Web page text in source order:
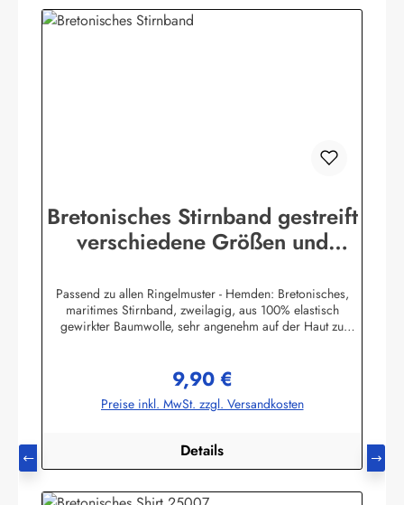
Bretonisches Stirnband gestreift
verschiedene Größen und
Passend zu allen Ringelmuster - Hemden: Bretonisches,
maritimes Stirnband, zweilagig, aus 100% elastisch
gewirkter Baumwolle, sehr angenehm auf der Haut zu
Wittmundinfo@modas-bekleidung.de
Regulärer Preis:
9,90 €
Preise inkl. MwSt. zzgl. Versandkosten
Details